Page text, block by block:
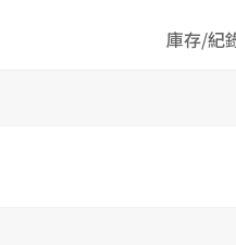
庫存/紀